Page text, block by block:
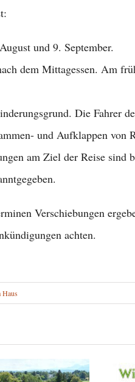
und 9. September.
dem Mittagessen. Am
Die Fahrer
und Aufklappen von
am Ziel der Reise sind
Verschiebungen
achten.
Haus